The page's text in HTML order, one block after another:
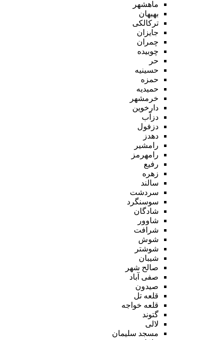
ماهشهر
بهبهان
ترکالکی
جایزان
چمران
چوبیده
حر
حسینیه
حمزه
حمیدیه
خرمشهر
دارخوین
دزآب
دزفول
دهدز
رامشیر
رامهرمز
رفیع
زهره
سالند
سردشت
سوسنگرد
شادگان
شاوور
شرافت
شوش
شوشتر
شیبان
صالح شهر
صفی آباد
صیدون
قلعه تل
قلعه خواجه
گتوند
لالی
مسجد سلیمان